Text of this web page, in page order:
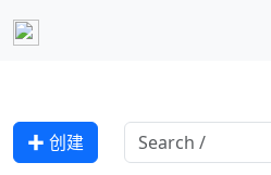
✚ 创建